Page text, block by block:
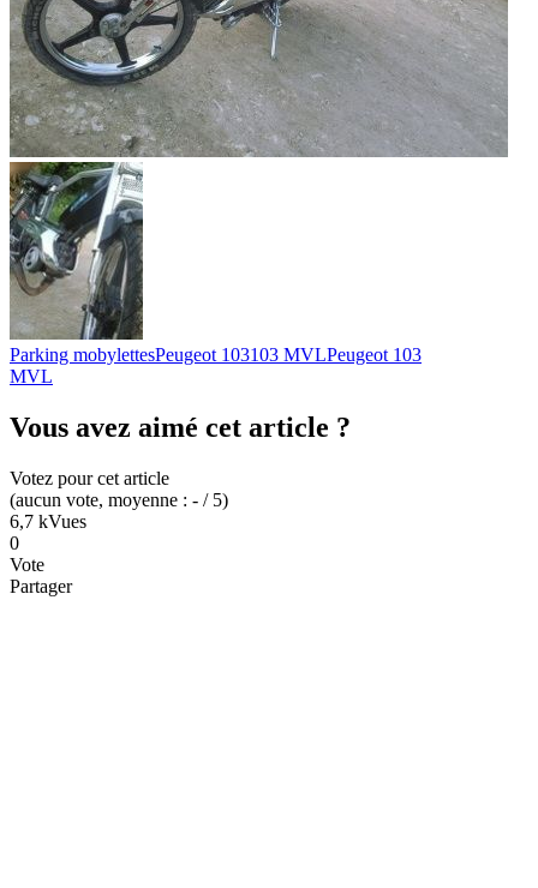
Parking mobylettesPeugeot 103103 MVLPeugeot 103
MVL
Vous avez aimé cet article ?
Votez pour cet article
(aucun vote, moyenne : - / 5)
6,7 kVues
0
Vote
Partager